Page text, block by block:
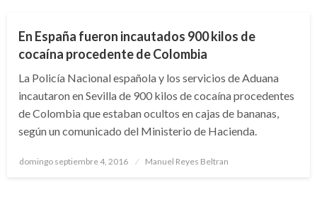
En España fueron incautados 900 kilos de
cocaína procedente de Colombia
La Policía Nacional española y los servicios de Aduana
incautaron en Sevilla de 900 kilos de cocaína procedentes
de Colombia que estaban ocultos en cajas de bananas,
según un comunicado del Ministerio de Hacienda.
Publicado
domingo septiembre 4, 2016 Manuel Reyes Beltran